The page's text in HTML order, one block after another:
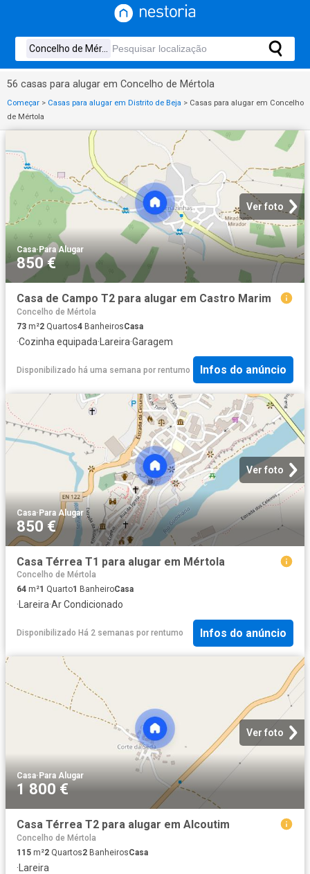
56 casas para alugar em Concelho de Mértola
Começar > Casas para alugar em Distrito de Beja > Casas para alugar em Concelho
de Mértola
Ver foto
Casa· Para Alugar
850 €
Casa de Campo T2 para alugar em Castro Marim
Concelho de Mértola
73 m²2 Quartos4 BanheirosCasa
·Cozinha equipada· Lareira·Garagem
Disponibilizado há uma semana por rentumo Infos do anúncio
Ver foto
Casa·Para Alugar
850 €
Casa Térrea T1 para alugar em Mértola
Concelho de Mértola
64 m²1 Quarto1 BanheiroCasa
·Lareira·Ar Condicionado
Disponibilizado Há 2 semanas por rentumo Infos do anúncio
Ver foto
Casa· Para Alugar
1 800 €
Casa Térrea T2 para alugar em Alcoutim
Concelho de Mértola
115 m²2 Quartos2 BanheirosCasa
· Lareira